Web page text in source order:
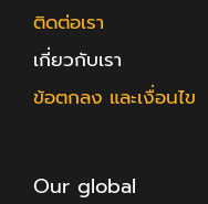
ติดต่อเรา
เกี่ยวกับเรา
ข้อตกลง และเงื่อนไข
Our global